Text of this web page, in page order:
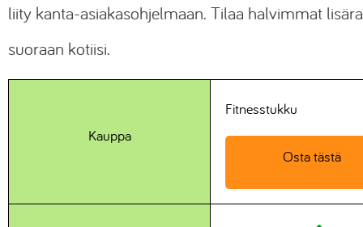
Online jooga
VPN-yhteydet
liity kanta-asiakasohjelmaan. Tilaa halvimmat
suoraan kotiisi.
Kauppa
Fitnesstukku
Osta tästä